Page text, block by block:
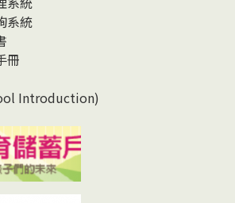
系統
冊
Introduction)